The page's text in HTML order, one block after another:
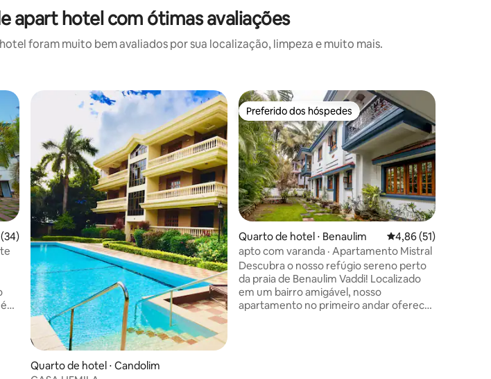
apart hotel com ótimas avaliações
foram muito bem avaliados por sua localização, limpeza e muito mais.
uma avaliação média de 5, 34 avaliações
Quarto de hotel ⋅ Candolim
Preferido dos hóspedes
Preferido dos hóspedes
Quarto de hotel ⋅ Benaulim 4,86 de uma
4,86 (51)
apto com varanda · Apartamento Mistral
Descubra o nosso refúgio sereno perto
da praia de Benaulim Vaddi! Localizado
em um bairro amigável, nosso
apartamento no primeiro andar oferece